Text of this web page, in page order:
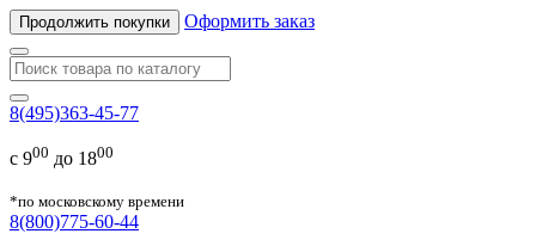
Продолжить покупки Оформить заказ
8(495)363-45-77
с 900 до 1800
*по московскому времени
8(800)775-60-44